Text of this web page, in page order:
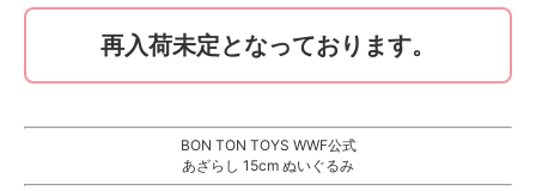
再入荷未定となっております。
BON TON TOYS WWF公式
あざらし 15cm ぬいぐるみ